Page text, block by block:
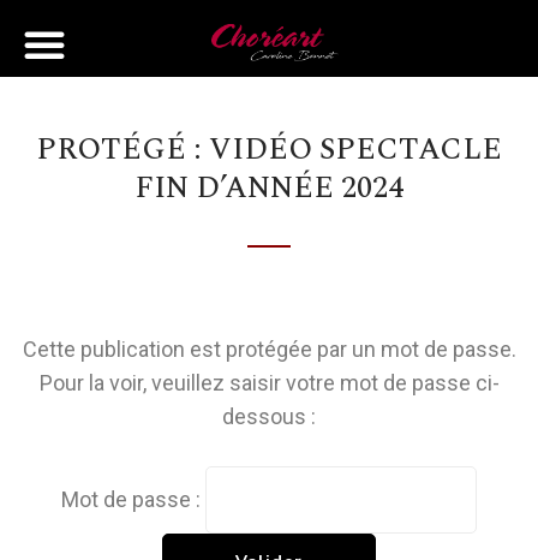
PROTÉGÉ : VIDÉO SPECTACLE
FIN D’ANNÉE 2024
Cette publication est protégée par un mot de passe.
Pour la voir, veuillez saisir votre mot de passe ci-
dessous :
Mot de passe :